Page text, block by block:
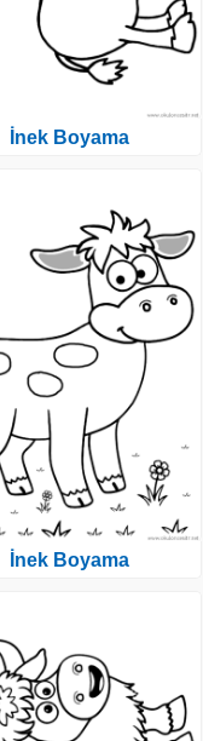
İnek Boyama
İnek Boyama